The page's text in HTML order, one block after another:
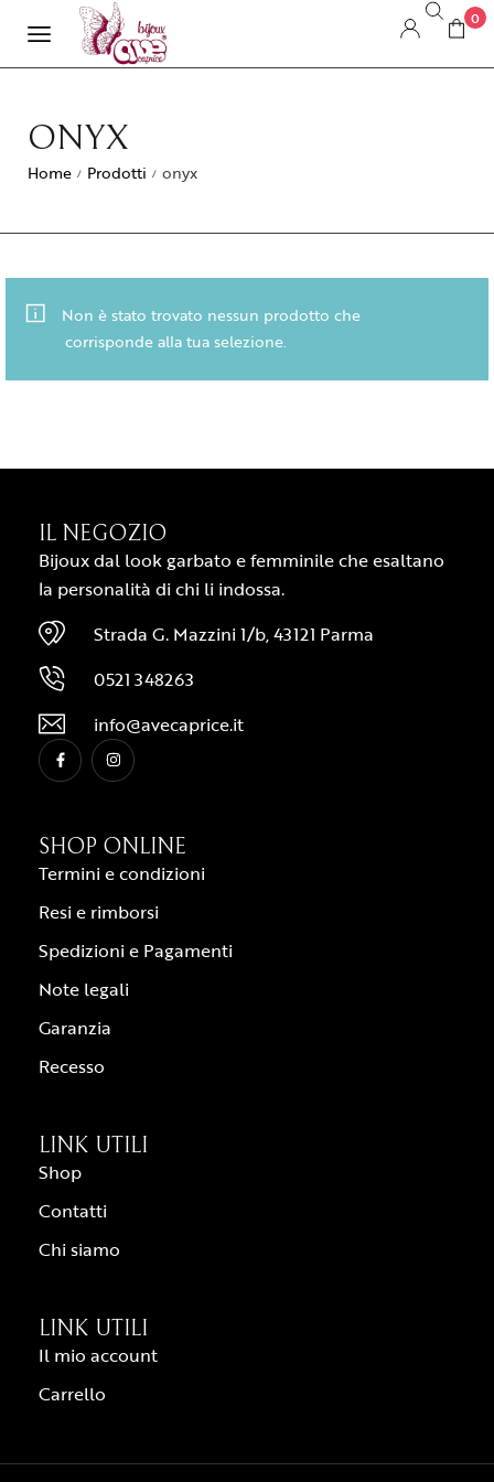
0
ONYX
Home / Prodotti / onyx
Non è stato trovato nessun prodotto che
corrisponde alla tua selezione.
IL NEGOZIO
Bijoux dal look garbato e femminile che esaltano
la personalità di chi li indossa.
Strada G. Mazzini 1/b, 43121 Parma
0521 348263
info@avecaprice.it
SHOP ONLINE
Termini e condizioni
Resi e rimborsi
Spedizioni e Pagamenti
Note legali
Garanzia
Recesso
LINK UTILI
Shop
Contatti
Chi siamo
LINK UTILI
Il mio account
Carrello